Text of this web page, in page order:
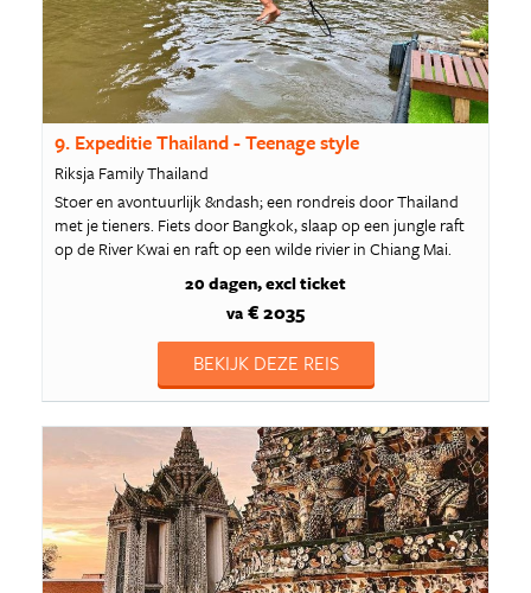
9. Expeditie Thailand - Teenage style
Riksja Family Thailand
Stoer en avontuurlijk &ndash; een rondreis door Thailand
met je tieners. Fiets door Bangkok, slaap op een jungle raft
op de River Kwai en raft op een wilde rivier in Chiang Mai.
20 dagen excl ticket
va € 2035
BEKIJK DEZE REIS